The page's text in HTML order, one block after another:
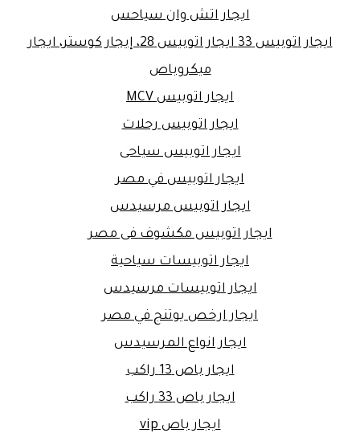
ايجار اتش وان سياحس
ايجار اتوبيس 33 ايجار اتوبيس 28، إيجار كوستر، ايجار
ميكروباص
ايجار اتوبيس MCV
ايجار اتوبيس رحلات
ايجار اتوبيس سياحى
ايجار اتوبيس في مصر
ايجار اتوبيس مرسيدس
ايجار اتوبيس مكشوف فى مصر
ايجار اتوبيسات سياحية
ايجار اتوبيسات مرسيدس
ايجار ارخص يوتنج في مصر
ايجار انواع المرسيدس
ايجار باص 13 راكب
ايجار باص 33 راكب
ايجار باص vip